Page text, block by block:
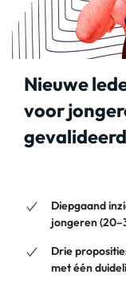
Nieuwe
voor
Diepgaand
jongeren
Drie
met één